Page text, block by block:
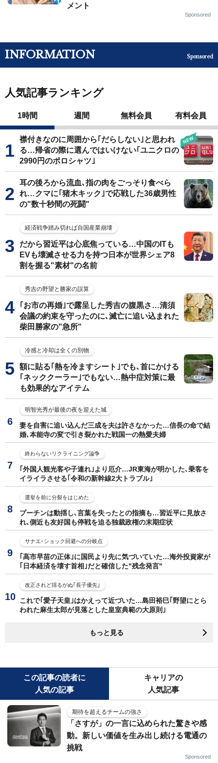
メント
Sponsored
INFORMATION Sponsored
人気記事ランキング
1時間 週間 無料会員 有料会員
襟付きなのに周囲から｢だらしない｣と思われ
る…帰省の際に選んではいけない｢ユニクロの
2990円のポロシャツ｣
耳の後ろから流血､指の肉をごっそり食べら
れ…クマに｢猪木キック｣で応戦した36歳男性
の"数十秒間の死闘"
経済戦争踏み切れば自国産業崩壊
だから習近平は心底焦っている…中国のITも
EVも壊滅させる力を持つ日本が世界シェア8
割を握る"素材"の名前
秀吉の野望と勝家の誤算
｢お市の再婚｣で露呈した秀吉の腹黒さ…清須
会議の約束を守ったのに､滅亡に追い込まれた
柴田勝家の"急所"
冷感と冷却は全くの別物
額に貼る｢熱を冷ますシート｣でも､首にかける
｢ネッククーラー｣でもない…熱中症対策に最
も効果的なアイテム
明智光秀が最後の夜を迎えた城
妻を自害に追い込んだ三成を夫は許さなかった…信長の命で結
婚､本能寺の変で引き裂かれた戦国一の熱愛夫婦
終わらないリクライニング論争
｢外国人観光客や子連れ｣より厄介…JR東海が明かした､乗客を
イライラさせる｢令和の新幹線2大トラブル｣
選挙を前に分裂をはじめた
プーチンは動揺し､言葉を失ったとの指摘も…習近平に見放さ
れ､側近も友好国も停戦を迫る独裁政権の末期症状
サナエ･ショック回避への分岐点
｢高市早苗の正体｣に国民より先に気づいていた…海外投資家が
｢日本経済を壊す首相｣だと確信した"残念発言"
改正されど揺るがぬ｢長子優先｣
これで｢愛子天皇｣はかえって近づいた…島田裕巳｢野望にとら
われた麻生太郎が見落とした皇室典範の大原則｣
もっと見る
この記事の読者に
人気の記事
キャリアの
人気記事
期待を超えるチームの強さ
「さすが」の一言に込められた驚きや感
動。新しい価値を生み出し続ける電通の
挑戦
Sponsored